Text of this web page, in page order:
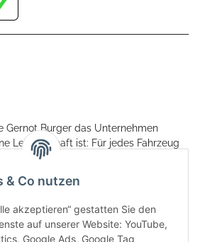
Gernot Burger das Unternehmen
Leidenschaft ist: Für jedes Fahrzeug
- passgenau und individuell.
Kundenrückmeldungen kamen
Hardtopständer hinzu.
in Deutschland produziert und
und Materialien gefertigt.
& Co nutzen
akzeptieren“ gestatten Sie den
auf unserer Website: YouTube,
Google Ads, Google Tag